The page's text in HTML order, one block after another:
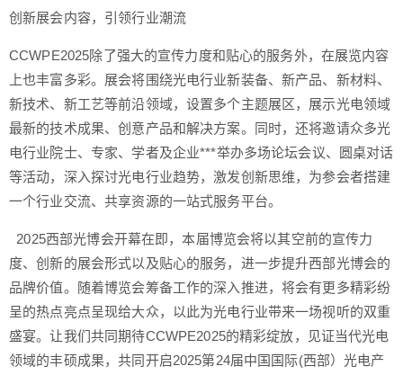
创新展会内容，引领行业潮流
CCWPE2025除了强大的宣传力度和贴心的服务外，在展览内容
上也丰富多彩。展会将围绕光电行业新装备、新产品、新材料、
新技术、新工艺等前沿领域，设置多个主题展区，展示光电领域
最新的技术成果、创意产品和解决方案。同时，还将邀请众多光
电行业院士、专家、学者及企业***举办多场论坛会议、圆桌对话
等活动，深入探讨光电行业趋势，激发创新思维，为参会者搭建
一个行业交流、共享资源的一站式服务平台。
2025西部光博会开幕在即，本届博览会将以其空前的宣传力
度、创新的展会形式以及贴心的服务，进一步提升西部光博会的
品牌价值。随着博览会筹备工作的深入推进，将会有更多精彩纷
呈的热点亮点呈现给大众，以此为光电行业带来一场视听的双重
盛宴。让我们共同期待CCWPE2025的精彩绽放，见证当代光电
领域的丰硕成果，共同开启2025第24届中国国际(西部）光电产